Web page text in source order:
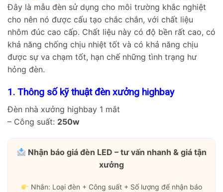
Đây là mẫu đèn sử dụng cho môi trường khắc nghiệt
cho nên nó được cấu tạo chắc chắn, với chất liệu
nhôm đúc cao cấp. Chất liệu này có độ bền rất cao, có
khả năng chống chịu nhiệt tốt và có khả năng chịu
được sự va chạm tốt, hạn chế những tình trạng hư
hỏng đèn.
1. Thông số kỹ thuật đèn xưởng highbay
Đèn nhà xưởng highbay 1 mắt
– Công suất: 250w
Nhận báo giá đèn LED – tư vấn nhanh & giá tận
xưởng
Nhắn: Loại đèn + Công suất + Số lượng để nhận báo